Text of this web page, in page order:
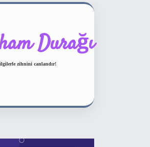
Durağı
zihnini canlandır!